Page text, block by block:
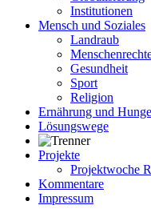
Institutionen
Mensch und Soziales
Landraub
Gesundheit
Sport
Religion
Ernährung und
Lösungswege
Projekte
Projektwoche
Kommentare
Impressum